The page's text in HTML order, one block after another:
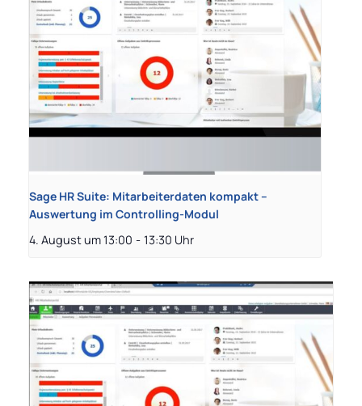
Sage HR Suite: Mitarbeiterdaten kompakt –
Auswertung im Controlling-Modul
4. August um 13:00 - 13:30